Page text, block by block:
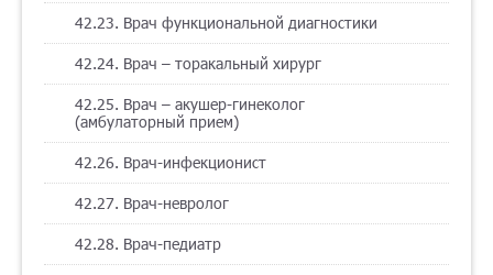
42.23. Врач функциональной диагностики
42.24. Врач – торакальный хирург
42.25. Врач – акушер-гинеколог
(амбулаторный прием)
42.26. Врач-инфекционист
42.27. Врач-невролог
42.28. Врач-педиатр